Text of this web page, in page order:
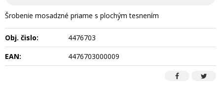
Šrobenie mosadzné priame s plochým tesnením
Obj. čislo:
4476703
EAN:
4476703000009